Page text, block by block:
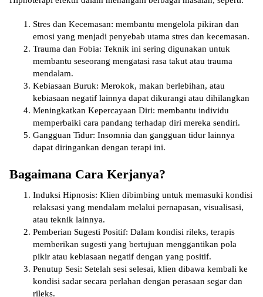
Stres dan Kecemasan: membantu mengelola pikiran dan
emosi yang menjadi penyebab utama stres dan kecemasan.
Trauma dan Fobia: Teknik ini sering digunakan untuk
membantu seseorang mengatasi rasa takut atau trauma
mendalam.
Kebiasaan Buruk: Merokok, makan berlebihan, atau
kebiasaan negatif lainnya dapat dikurangi atau dihilangkan
Meningkatkan Kepercayaan Diri: membantu individu
memperbaiki cara pandang terhadap diri mereka sendiri.
Gangguan Tidur: Insomnia dan gangguan tidur lainnya
dapat diringankan dengan terapi ini.
Bagaimana Cara Kerjanya?
Induksi Hipnosis: Klien dibimbing untuk memasuki kondisi
relaksasi yang mendalam melalui pernapasan, visualisasi,
atau teknik lainnya.
Pemberian Sugesti Positif: Dalam kondisi rileks, terapis
memberikan sugesti yang bertujuan menggantikan pola
pikir atau kebiasaan negatif dengan yang positif.
Penutup Sesi: Setelah sesi selesai, klien dibawa kembali ke
kondisi sadar secara perlahan dengan perasaan segar dan
rileks.